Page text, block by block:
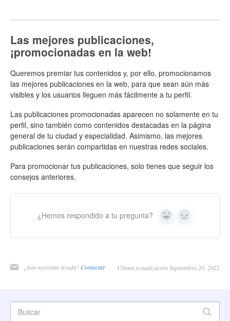
Las mejores publicaciones,
¡promocionadas en la web!
Queremos premiar tus contenidos y, por ello, promocionamos
las mejores publicaciones en la web, para que sean aún más
visibles y los usuarios lleguen más fácilmente a tu perfil.
Las publicaciones promocionadas aparecen no solamente en tu
perfil, sino también como contenidos destacadas en la página
general de tu ciudad y especialidad. Asimismo, las mejores
publicaciones serán compartidas en nuestras redes sociales.
Para promocionar tus publicaciones, solo tienes que seguir los
consejos anteriores.
¿Hemos respondido a tu pregunta? Yes No
¿Aún necesitas ayuda? Contactar Última actualización Septiembre 20, 2022